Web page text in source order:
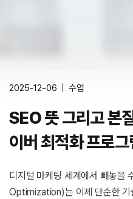
2025-12-06 수업
SEO 뜻 그리고 본
이버 최적화 프로그
디지털 마케팅 세계에서 빼놓
Optimization)는 이제 단순한 기